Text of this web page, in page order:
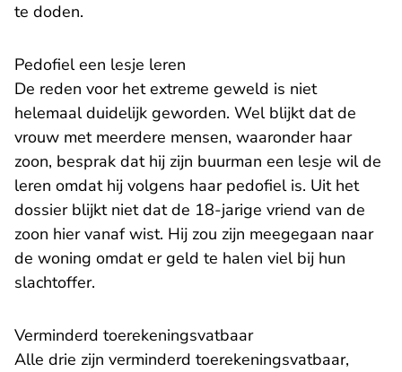
te doden.
Pedofiel een lesje leren
De reden voor het extreme geweld is niet
helemaal duidelijk geworden. Wel blijkt dat de
vrouw met meerdere mensen, waaronder haar
zoon, besprak dat hij zijn buurman een lesje wil de
leren omdat hij volgens haar pedofiel is. Uit het
dossier blijkt niet dat de 18-jarige vriend van de
zoon hier vanaf wist. Hij zou zijn meegegaan naar
de woning omdat er geld te halen viel bij hun
slachtoffer.
Verminderd toerekeningsvatbaar
Alle drie zijn verminderd toerekeningsvatbaar,